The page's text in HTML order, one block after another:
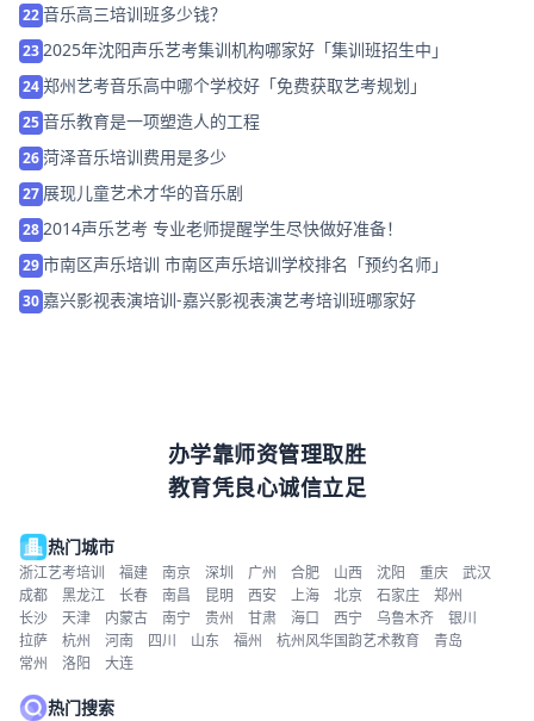
22音乐高三培训班多少钱？
232025年沈阳声乐艺考集训机构哪家好「集训班招生中」
24郑州艺考音乐高中哪个学校好「免费获取艺考规划」
25音乐教育是一项塑造人的工程
26菏泽音乐培训费用是多少
27 展现儿童艺术才华的音乐剧
282014声乐艺考 专业老师提醒学生尽快做好准备！
29市南区声乐培训 市南区声乐培训学校排名「预约名师」
30 嘉兴影视表演培训-嘉兴影视表演艺考培训班哪家好
办学靠师资管理取胜
教育凭良心诚信立足
热门城市
浙江艺考培训 福建 南京 深圳 广州 合肥 山西 沈阳 重庆
武汉
成都
黑龙江 长春 南昌 昆明 西安 上海 北京 石家庄
郑州
长沙
天津 内蒙古 南宁 贵州 甘肃 海口 西宁 乌鲁木齐
银川
拉萨
杭州 河南 四川 山东 福州 杭州风华国韵艺术教育
青岛
常州
洛阳 大连
热门搜索